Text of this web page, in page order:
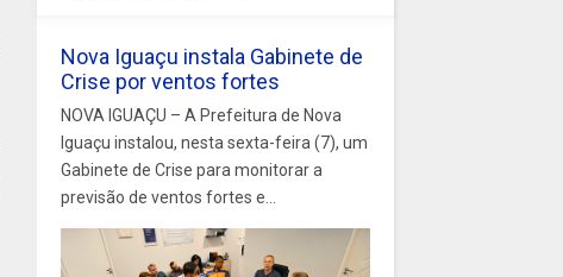
Nova Iguaçu instala Gabinete de
Crise por ventos fortes
NOVA IGUAÇU – A Prefeitura de Nova
Iguaçu instalou, nesta sexta-feira (7), um
Gabinete de Crise para monitorar a
previsão de ventos fortes e...